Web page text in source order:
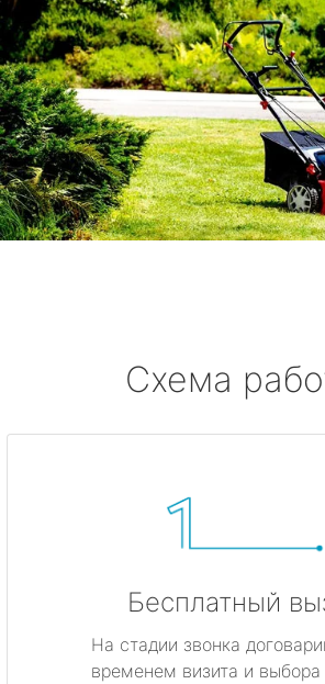
Схема
Бесплатный
На стадии звонка
временем визита и